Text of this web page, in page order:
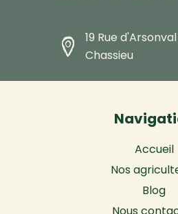
19 Rue
Chassieu
Accueil
Nos
Blog